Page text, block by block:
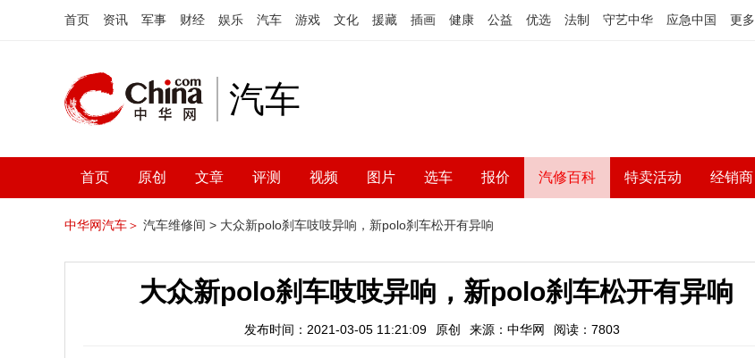
首页 资讯 军事 财经 娱乐 汽车 游戏 文化 援藏 插画 健康 公益 优选 法制 守艺中华 应急中国 更多
汽车
首页 原创 文章 评测 视频 图片 选车 报价 汽修百科 特卖活动 经销商
中华网汽车＞ 汽车维修间 > 大众新polo刹车吱吱异响，新polo刹车松开有异响
大众新polo刹车吱吱异响，新polo刹车松开有异响
发布时间：2021-03-05 11:21:09 原创 来源：中华网 阅读：7803